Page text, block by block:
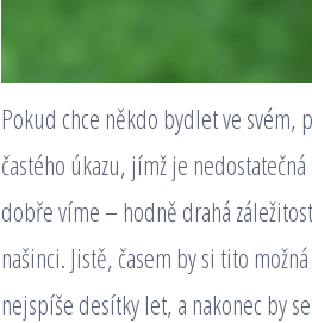
Pokud chce někdo bydlet ve
častého úkazu, jímž je
dobře víme – hodně drahá
našinci. Jistě, časem by si tito
nejspíše desítky let, a nakonec by